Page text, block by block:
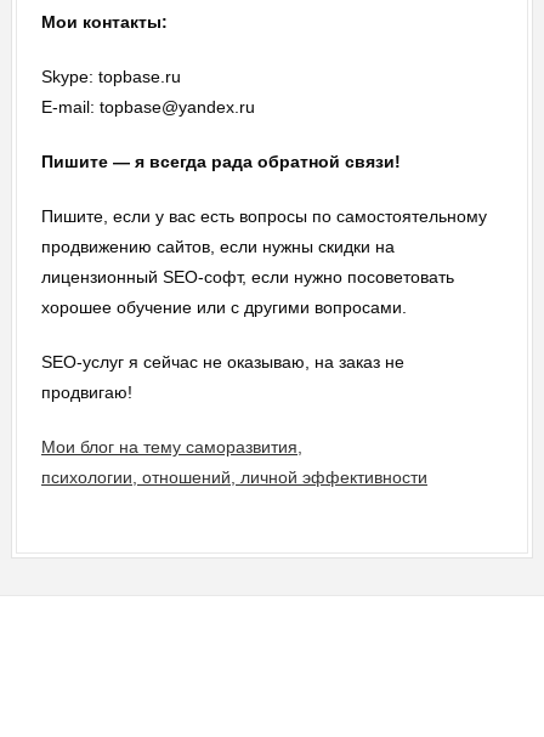
Мои контакты:
Skype: topbase.ru
E-mail: topbase@yandex.ru
Пишите — я всегда рада обратной связи!
Пишите, если у вас есть вопросы по самостоятельному
продвижению сайтов, если нужны скидки на
лицензионный SEO-софт, если нужно посоветовать
хорошее обучение или с другими вопросами.
SEO-услуг я сейчас не оказываю, на заказ не
продвигаю!
Мои блог на тему саморазвития,
психологии, отношений, личной эффективности